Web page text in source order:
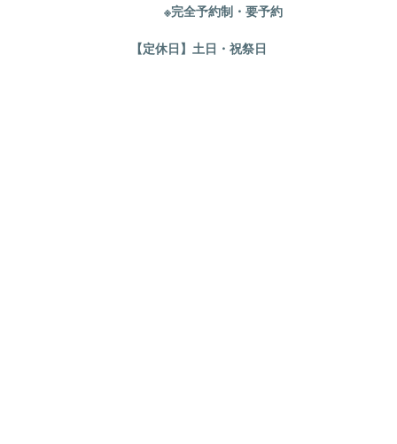
※完全予約制・要予約
【定休日】土日・祝祭日